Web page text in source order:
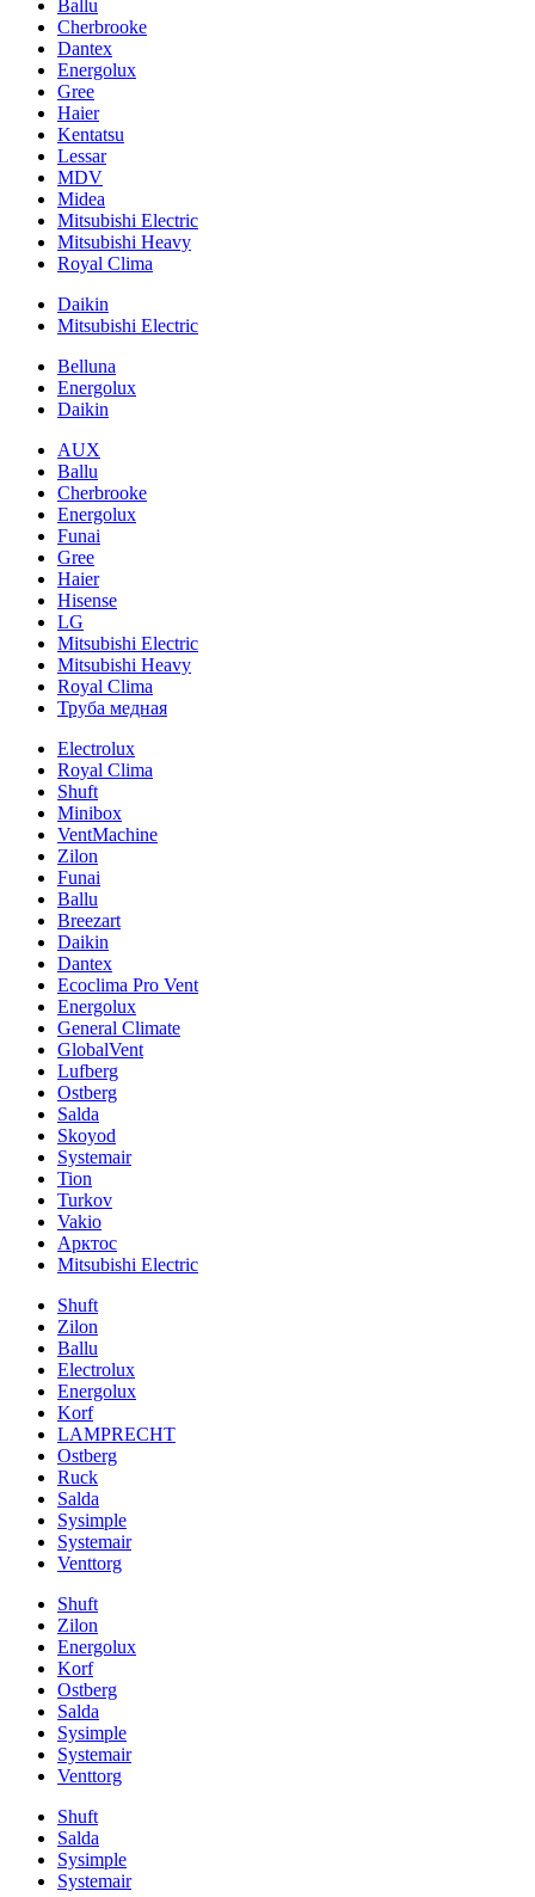
Ballu
Cherbrooke
Dantex
Energolux
Gree
Haier
Kentatsu
Lessar
MDV
Midea
Mitsubishi Electric
Mitsubishi Heavy
Royal Clima
Daikin
Mitsubishi Electric
Belluna
Energolux
Daikin
AUX
Ballu
Cherbrooke
Energolux
Funai
Gree
Haier
Hisense
LG
Mitsubishi Electric
Mitsubishi Heavy
Royal Clima
Труба медная
Electrolux
Royal Clima
Shuft
Minibox
VentMachine
Zilon
Funai
Ballu
Breezart
Daikin
Dantex
Ecoclima Pro Vent
Energolux
General Climate
GlobalVent
Lufberg
Ostberg
Salda
Skoyod
Systemair
Tion
Turkov
Vakio
Арктос
Mitsubishi Electric
Shuft
Zilon
Ballu
Electrolux
Energolux
Korf
LAMPRECHT
Ostberg
Ruck
Salda
Sysimple
Systemair
Venttorg
Shuft
Zilon
Energolux
Korf
Ostberg
Salda
Sysimple
Systemair
Venttorg
Shuft
Salda
Sysimple
Systemair